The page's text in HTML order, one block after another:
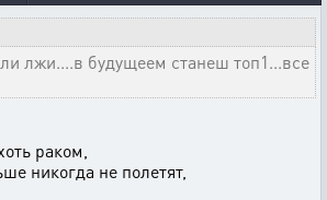
лжи....в будущеем станеш топ1...все
раком,
никогда не полетят,